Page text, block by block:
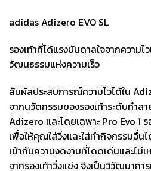
adidas Adizero EVO SL
รองเท้าที่ได้แรงบันดาลใจจากความ
วัฒนธรรมแห่งความเร็ว
สัมผัสประสบการณ์ความไวได้ใน
จากนวัตกรรมของรองเท้าระดับทำล
Adizero และโดยเฉพาะ Pro Evo 1
เพื่อให้คุณใส่วิ่งและใส่ทำกิจกรรมอื่น
เข้ากับความงดงามที่โดดเด่นและไม่
จากรองเท้าวิ่งแข่ง จึงเป็นวิวัฒนากา